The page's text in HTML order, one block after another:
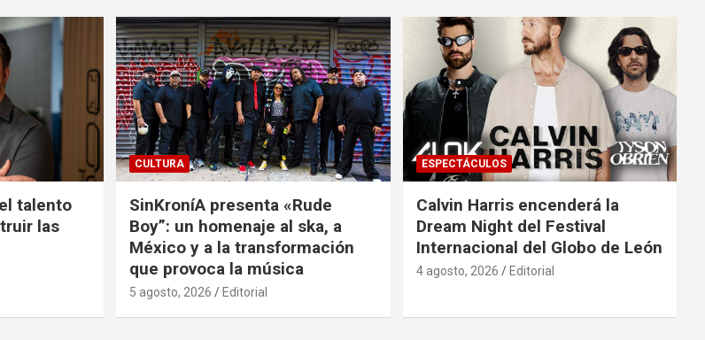
talento
las
CULTURA
SinKroníA presenta «Rude
Boy”: un homenaje al ska, a
México y a la transformación
que provoca la música
5 agosto, 2026 Editorial
ESPECTÁCULOS
Calvin Harris encenderá la
Dream Night del Festival
Internacional del Globo de León
4 agosto, 2026 Editorial